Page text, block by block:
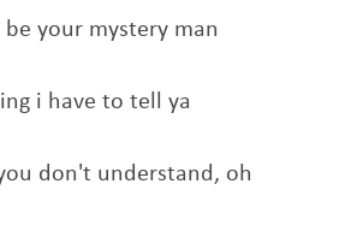
your mystery man
i have to tell ya
don't understand, oh